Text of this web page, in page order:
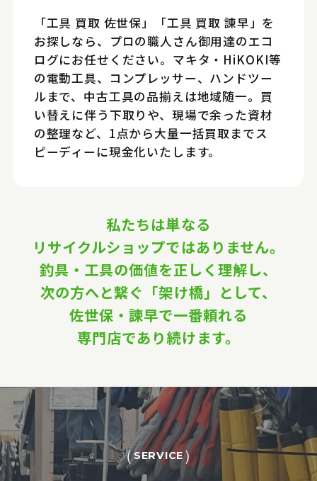
「工具 買取 佐世保」「工具 買取 諫早」を
お探しなら、プロの職人さん御用達のエコ
ログにお任せください。マキタ・HiKOKI等
の電動工具、コンプレッサー、ハンドツー
ルまで、中古工具の品揃えは地域随一。買
い替えに伴う下取りや、現場で余った資材
の整理など、1点から大量一括買取までス
ピーディーに現金化いたします。
私たちは単なる
リサイクルショップではありません。
釣具・工具の価値を正しく理解し、
次の方へと繋ぐ「架け橋」として、
佐世保・諫早で一番頼れる
専門店であり続けます。
SERVICE